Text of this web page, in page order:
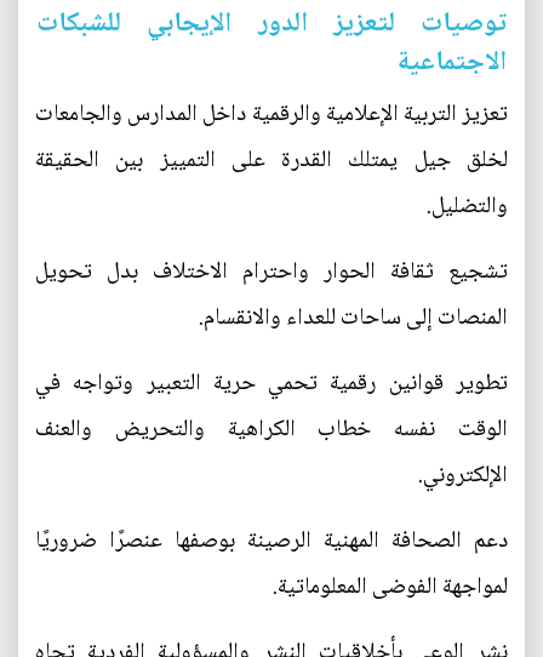
توصيات لتعزيز الدور الإيجابي للشبكات
الاجتماعية
تعزيز التربية الإعلامية والرقمية داخل المدارس والجامعات
لخلق جيل يمتلك القدرة على التمييز بين الحقيقة
والتضليل.
تشجيع ثقافة الحوار واحترام الاختلاف بدل تحويل
المنصات إلى ساحات للعداء والانقسام.
تطوير قوانين رقمية تحمي حرية التعبير وتواجه في
الوقت نفسه خطاب الكراهية والتحريض والعنف
الإلكتروني.
دعم الصحافة المهنية الرصينة بوصفها عنصرًا ضروريًا
لمواجهة الفوضى المعلوماتية.